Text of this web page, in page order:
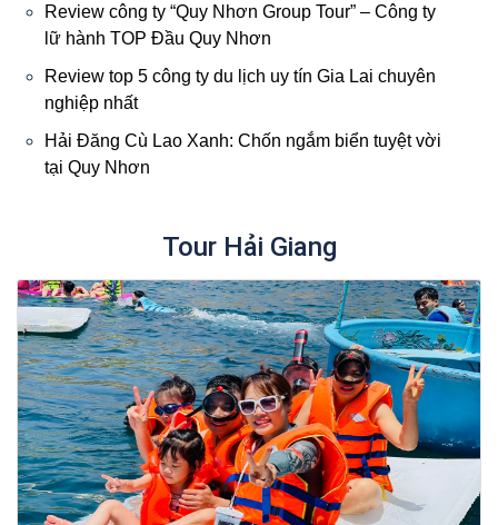
Review công ty “Quy Nhơn Group Tour” – Công ty
lữ hành TOP Đầu Quy Nhơn
Review top 5 công ty du lịch uy tín Gia Lai chuyên
nghiệp nhất
Hải Đăng Cù Lao Xanh: Chốn ngắm biển tuyệt vời
tại Quy Nhơn
Tour Hải Giang